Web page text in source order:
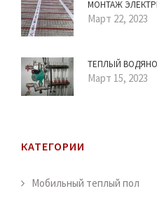
МОНТАЖ
Март 22, 2023
ТЕПЛЫЙ
Март 15, 2023
КАТЕГОРИИ
Мобильный теплый пол